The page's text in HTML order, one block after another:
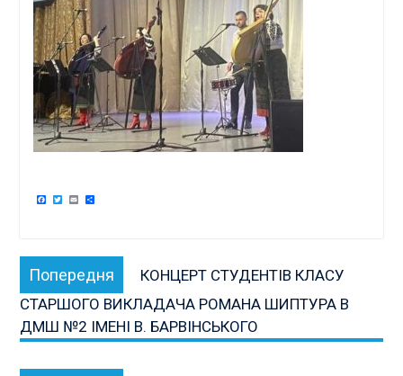
Facebook
Twitter
EmailПоділитися
Навігація
записів
Попередня
публікація:
КОНЦЕРТ СТУДЕНТІВ КЛАСУ
СТАРШОГО ВИКЛАДАЧА РОМАНА ШИПТУРА В
ДМШ №2 ІМЕНІ В. БАРВІНСЬКОГО